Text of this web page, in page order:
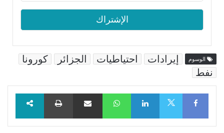
الوسوم إيرادات احتياطيات الجزائر
كورونا
نفط
Facebook
LinkedIn
WhatsAppمشاركة عبر البريد طباعة